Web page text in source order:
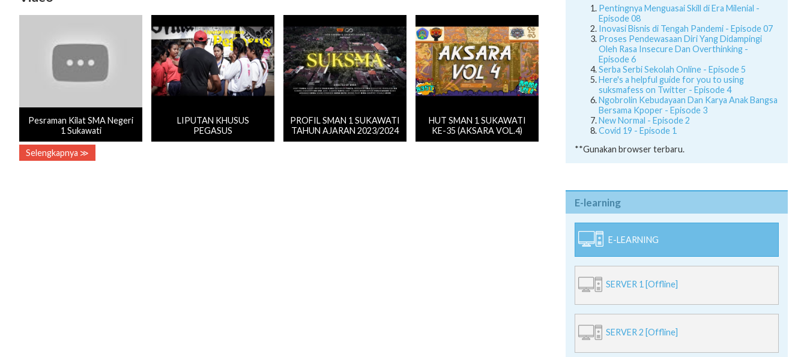
Pesraman Kilat SMA Negeri
1 Sukawati
LIPUTAN KHUSUS
PEGASUS
PROFIL SMAN 1 SUKAWATI
TAHUN AJARAN 2023/2024
HUT SMAN 1 SUKAWATI
KE-35 (AKSARA VOL.4)
Selengkapnya ≫
Pentingnya Menguasai Skill di Era Milenial -
Episode 08
Inovasi Bisnis di Tengah Pandemi - Episode 07
Proses Pendewasaan Diri Yang Didampingi
Oleh Rasa Insecure Dan Overthinking -
Episode 6
Serba Serbi Sekolah Online - Episode 5
Here's a helpful guide for you to using
suksmafess on Twitter - Episode 4
Ngobrolin Kebudayaan Dan Karya Anak Bangsa
Bersama Kpoper - Episode 3
New Normal - Episode 2
Covid 19 - Episode 1
**Gunakan browser terbaru.
E-learning
E-LEARNING
SERVER 1 [Offline]
SERVER 2 [Offline]